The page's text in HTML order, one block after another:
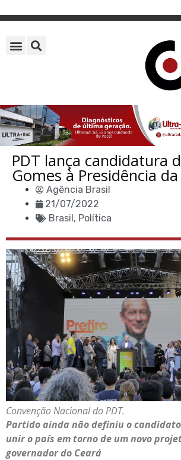
PDT lança candidatura
Gomes à Presidência
Agência Brasil
21/07/2022
Brasil, Política
Convenção Nacional do PDT.
Partido ainda não definiu o candidato
unir o país em torno de um novo
governador do Ceará